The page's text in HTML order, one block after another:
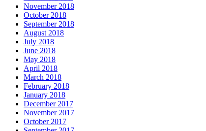
November 2018
October 2018
September 2018
August 2018
July 2018
June 2018
May 2018
April 2018
March 2018
February 2018
January 2018
December 2017
November 2017
October 2017